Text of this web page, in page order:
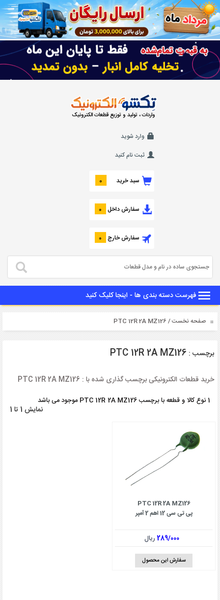
واردات ، تولید و توزیع قطعات الکترونیک
وارد شوید
ثبت نام کنید
سبد خرید 0
سفارش داخل 0
سفارش خارج 0
فهرست دسته بندی ها - اینجا کلیک کنید
صفحه نخست/ PTC 12R 2A MZ126
برچسب : PTC 12R 2A MZ126
خرید قطعات الکترونیکی برچسب گذاری شده با : PTC 12R 2A MZ126
1 نوع کالا و قطعه با برچسب PTC 12R 2A MZ126 موجود می باشد
نمایش 1 تا 1
PTC 12R 2A MZ126
پی تی سی 12 اهم 2 آمپر
289/000ریال
سفارش این محصول